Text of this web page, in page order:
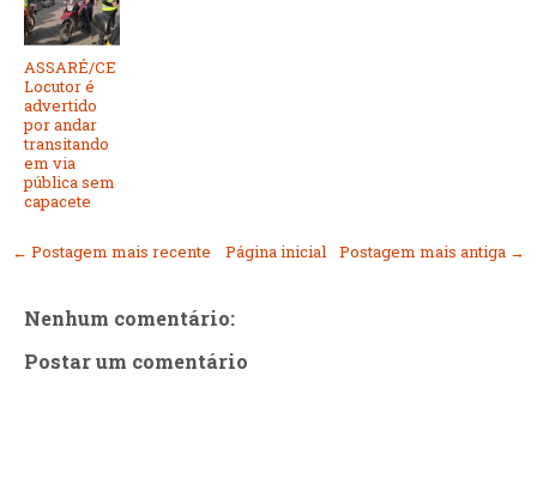
ASSARÉ/CE
Locutor é
advertido
por andar
transitando
em via
pública sem
capacete
← Postagem mais recente Postagem mais antiga →
Página inicial
Nenhum comentário:
Postar um comentário